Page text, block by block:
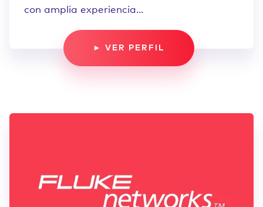
con amplia experiencia...
► VER PERFIL